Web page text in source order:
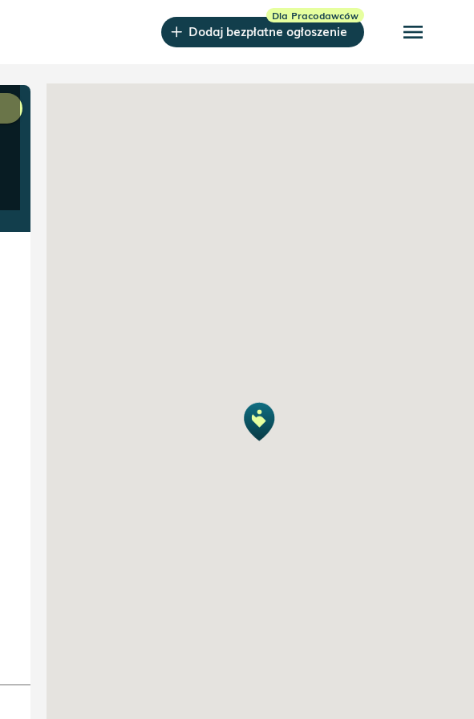
Dodaj bezpłatne ogłoszenie menu